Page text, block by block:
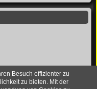
Besuch effizienter zu
zu bieten. Mit der